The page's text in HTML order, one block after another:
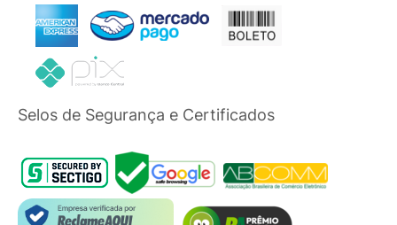
Selos de Segurança e Certificados